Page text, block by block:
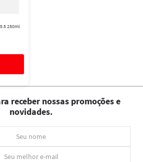
250ml
receber nossas promoções e
novidades.